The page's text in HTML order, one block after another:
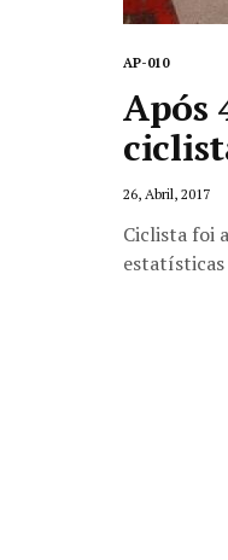
AP-010
Após
26, Abril, 2017
Ciclista foi
estatísticas